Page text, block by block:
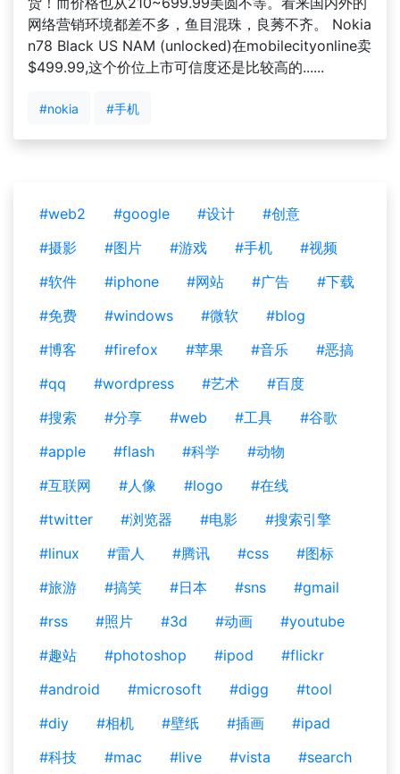
网络营销环境都差不多，鱼目混珠，良莠不齐。 Nokia
n78 Black US NAM (unlocked)在mobilecityonline卖
$499.99,这个价位上市可信度还是比较高的......
#nokia #手机
#web2 #google #设计
#创意
#摄影
#图片 #游戏 #手机
#视频
#软件
#iphone #网站 #广告
#下载
#免费
#windows #微软
#blog
#博客
#firefox #苹果 #音乐
#恶搞
#qq
#wordpress #艺术
#百度
#搜索
#分享 #web #工具
#谷歌
#apple
#flash #科学
#动物
#互联网
#人像 #logo
#在线
#twitter
#浏览器 #电影
#搜索引擎
#linux
#雷人 #腾讯 #css
#图标
#旅游
#搞笑 #日本 #sns
#gmail
#rss
#照片 #3d #动画
#youtube
#趣站
#photoshop #ipod
#flickr
#android
#microsoft #digg
#tool
#diy
#相机 #壁纸 #插画
#ipad
#科技
#mac #live #vista
#search